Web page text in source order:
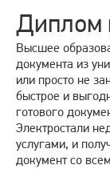
Диплом
Высшее
документа из
или просто не
быстрое и
готового
Электростали
услугами, и
документ со